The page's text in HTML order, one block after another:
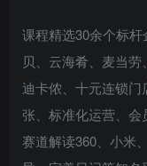
课程精选30余个标
贝、云海肴、麦当劳
迪卡侬、十元连锁
张、标准化运营、
赛道解读360、小米